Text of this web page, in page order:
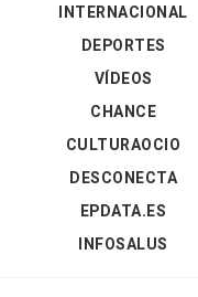
INTERNACIONAL
DEPORTES
VÍDEOS
CHANCE
CULTURAOCIO
DESCONECTA
EPDATA.ES
INFOSALUS